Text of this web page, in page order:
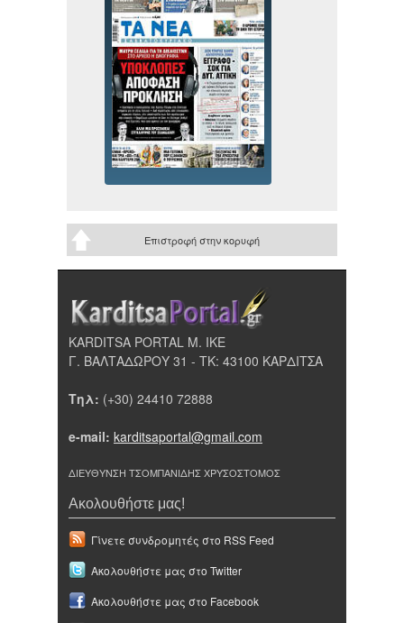
Επιστροφή στην κορυφή
KARDITSA PORTAL Μ. ΙΚΕ
Γ. ΒΑΛΤΑΔΩΡΟΥ 31 - ΤΚ: 43100 ΚΑΡΔΙΤΣΑ
Τηλ: (+30) 24410 72888
e-mail: karditsaportal@gmail.com
ΔΙΕΥΘΥΝΣΗ ΤΣΟΜΠΑΝΙΔΗΣ ΧΡΥΣΟΣΤΟΜΟΣ
Ακολουθήστε μας!
Γίνετε συνδρομητές στο RSS Feed
Ακολουθήστε μας στο Twitter
Ακολουθήστε μας στο Facebook